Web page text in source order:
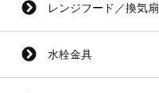
レンジフード／換気扇
水栓金具